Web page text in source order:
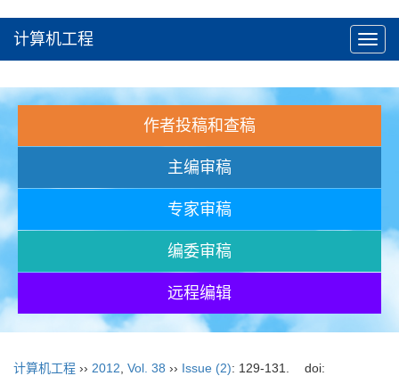
计算机工程
作者投稿和查稿
主编审稿
专家审稿
编委审稿
远程编辑
计算机工程 ›› 2012 Vol. 38 ›› Issue (2): 129-131.
doi: